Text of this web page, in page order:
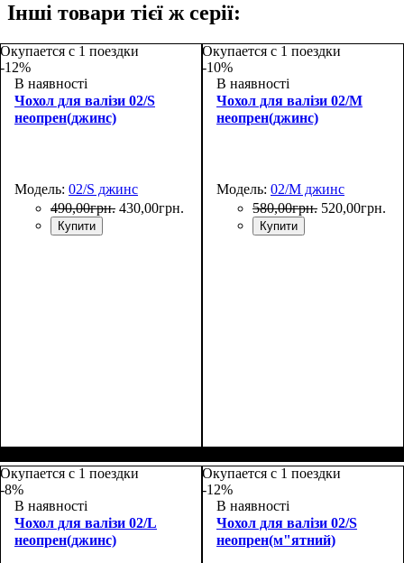
Інші товари тієї ж серії:
Окупается с 1 поездки
-12%
В наявності
Чохол для валізи 02/S
неопрен(джинс)
Модель: 02/S джинс
490,00грн. 430,00грн.
Купити
Окупается с 1 поездки
-10%
В наявності
Чохол для валізи 02/M
неопрен(джинс)
Модель: 02/M джинс
580,00грн. 520,00грн.
Купити
Окупается с 1 поездки
-8%
В наявності
Чохол для валізи 02/L
неопрен(джинс)
Окупается с 1 поездки
-12%
В наявності
Чохол для валізи 02/S
неопрен(м"ятний)